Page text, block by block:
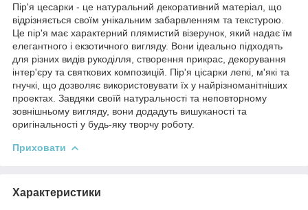
Пір'я цесарки - це натуральний декоративний матеріал, що
відрізняється своїм унікальним забарвленням та текстурою.
Це пір'я має характерний плямистий візерунок, який надає їм
елегантного і екзотичного вигляду. Вони ідеально підходять
для різних видів рукоділля, створення прикрас, декорування
інтер'єру та святкових композицій. Пір'я цісарки легкі, м'які та
гнучкі, що дозволяє використовувати їх у найрізноманітніших
проектах. Завдяки своїй натуральності та неповторному
зовнішньому вигляду, вони додадуть вишуканості та
оригінальності у будь-яку творчу роботу.
Приховати
Характеристики